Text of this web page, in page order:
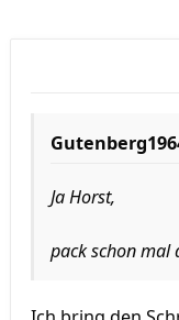
Ja Horst,
pack schon mal